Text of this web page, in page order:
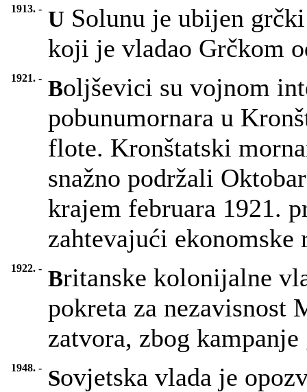
1913. - U Solunu je ubijen
koji je vladao Grčkom
1921. - Boljševici su vojnom
pobunumornara u
flote. Kronštatski
snažno podržali
krajem februara 1921.
zahtevajući ekonomske
1922. - Britanske kolonijalne
pokreta za nezavisnost
zatvora, zbog
1948. - Sovjetska vlada je